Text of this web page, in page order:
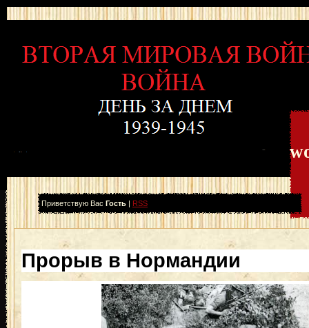
Приветствую Вас Гость | RSS
Прорыв в Нормандии